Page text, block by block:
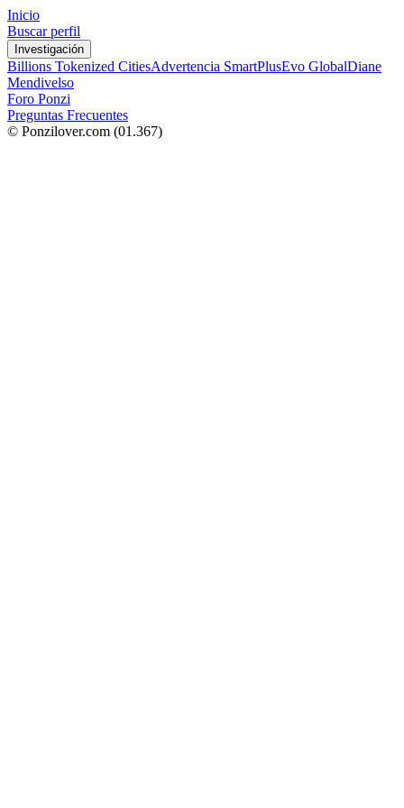
Inicio
Buscar perfil
Investigación
Billions Tokenized CitiesAdvertencia SmartPlusEvo GlobalDiane
Mendivelso
Foro Ponzi
Preguntas Frecuentes
© Ponzilover.com (01.367)